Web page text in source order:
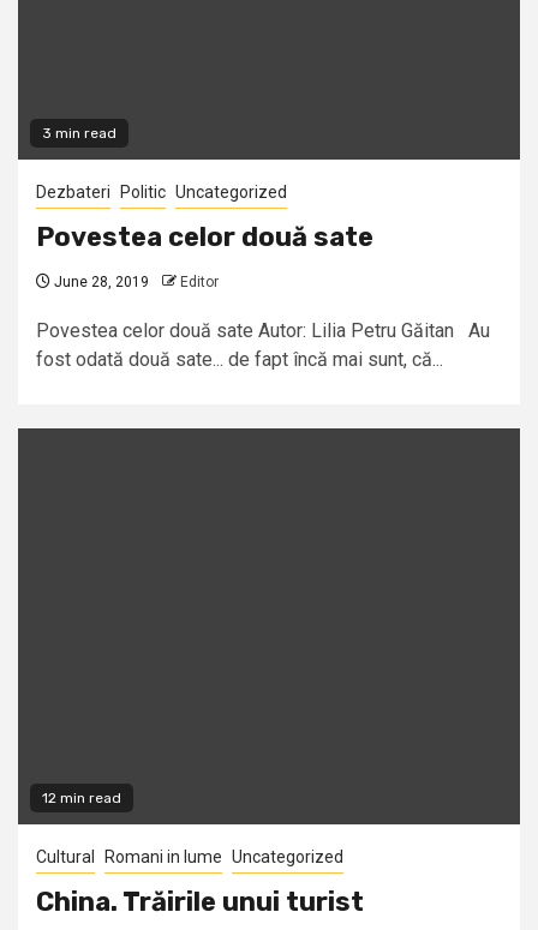
3 min read
Dezbateri Politic Uncategorized
Povestea celor două sate
June 28, 2019 Editor
Povestea celor două sate Autor: Lilia Petru Găitan Au
fost odată două sate... de fapt încă mai sunt, că...
12 min read
Cultural Romani in lume Uncategorized
China. Trăirile unui turist